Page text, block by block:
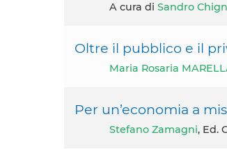
A cura di Sandro
Oltre il pubblico e il
Maria Rosaria
Per un’economia a
Stefano Zamagni, Ed.